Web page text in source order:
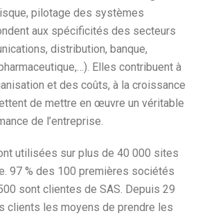
pilotage des systèmes
aux spécificités des secteurs
distribution, banque,
Elles contribuent à
et des coûts, à la croissance
de mettre en œuvre un véritable
de l’entreprise.
utilisées sur plus de 40 000 sites
97 % des 100 premières sociétés
sont clientes de SAS. Depuis 29
clients les moyens de prendre les